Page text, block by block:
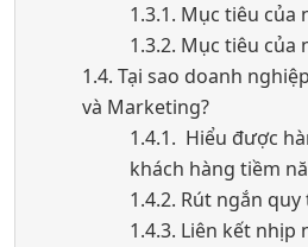
1.3.1. Mục tiêu của
1.3.2. Mục tiêu
1.4. Tại sao doanh
và Marketing?
1.4.1. Hiểu được
khách hàng tiềm
1.4.2. Rút ngắn
1.4.3. Liên kết nhịp